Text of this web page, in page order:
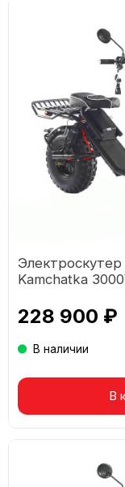
Товар в
Kamchatka
228 900 ₽
В наличии
В